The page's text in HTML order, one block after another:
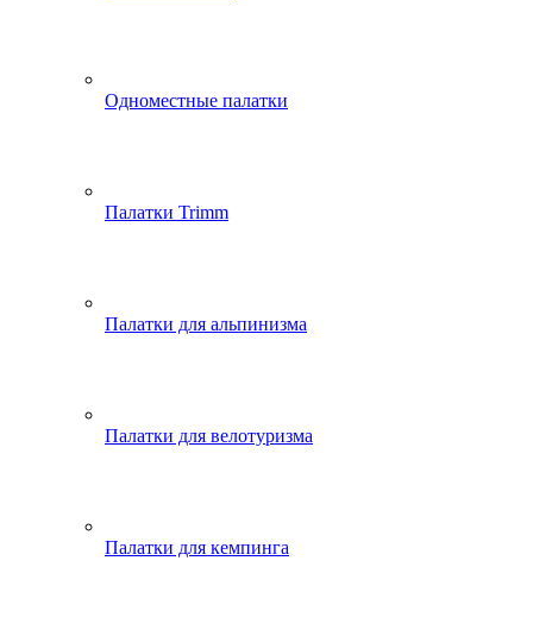
Одноместные палатки
Палатки Trimm
Палатки для альпинизма
Палатки для велотуризма
Палатки для кемпинга